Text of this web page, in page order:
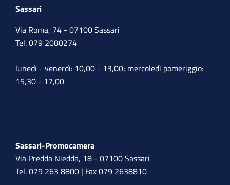
Sassari
Via Roma, 74 - 07100 Sassari
Tel. 079 2080274
lunedì - venerdì: 10,00 - 13,00; mercoledì pomeriggio:
15,30 - 17,00
Sassari-Promocamera
Via Predda Niedda, 18 - 07100 Sassari
Tel. 079 263 8800 | Fax 079 2638810